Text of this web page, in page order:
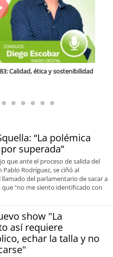
“La polémica
superada”
que ante el proceso de salida del
Rodríguez, se ciñó al
del parlamentario de sacar a
"no me siento identificado con
show "La
así requiere
echar la talla y no